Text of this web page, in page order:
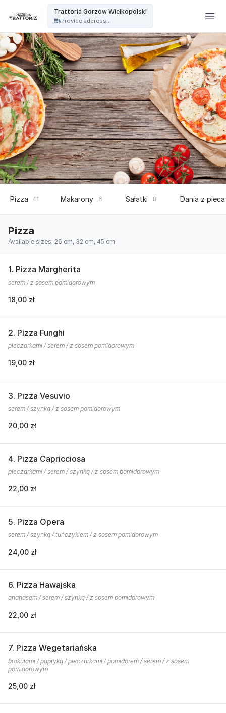
Trattoria Gorzów Wielkopolski
Provide address...
Pizza 41 Makarony 6 Sałatki 8 Dania z pieca
Pizza
Available sizes: 26 cm, 32 cm, 45 cm.
1. Pizza Margherita
serem / z sosem pomidorowym
18,00 zł
2. Pizza Funghi
pieczarkami / serem / z sosem pomidorowym
19,00 zł
3. Pizza Vesuvio
serem / szynką / z sosem pomidorowym
20,00 zł
4. Pizza Capricciosa
pieczarkami / serem / szynką / z sosem pomidorowym
22,00 zł
5. Pizza Opera
serem / szynką / tuńczykiem / z sosem pomidorowym
24,00 zł
6. Pizza Hawajska
ananasem / serem / szynką / z sosem pomidorowym
22,00 zł
7. Pizza Wegetariańska
brokułami / papryką / pieczarkami / pomidorem / serem / z sosem
pomidorowym
25,00 zł